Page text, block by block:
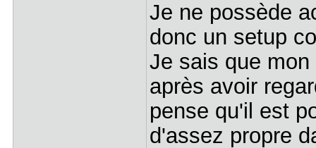
Je ne possède
donc un setup
Je sais que
après avoir
pense qu'il est
d'assez propre